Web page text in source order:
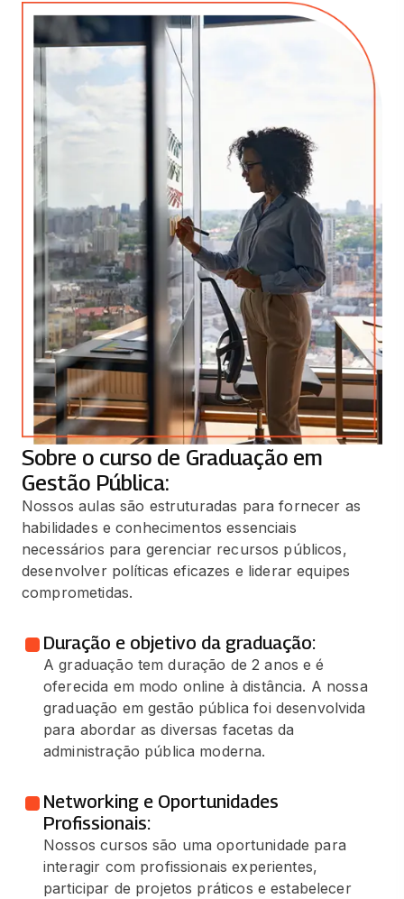
Sobre o curso de Graduação em
Gestão Pública:
Nossos aulas são estruturadas para fornecer as
habilidades e conhecimentos essenciais
necessários para gerenciar recursos públicos,
desenvolver políticas eficazes e liderar equipes
comprometidas.
Duração e objetivo da graduação:
A graduação tem duração de 2 anos e é
oferecida em modo online à distância. A nossa
graduação em gestão pública foi desenvolvida
para abordar as diversas facetas da
administração pública moderna.
Networking e Oportunidades
Profissionais:
Nossos cursos são uma oportunidade para
interagir com profissionais experientes,
participar de projetos práticos e estabelecer